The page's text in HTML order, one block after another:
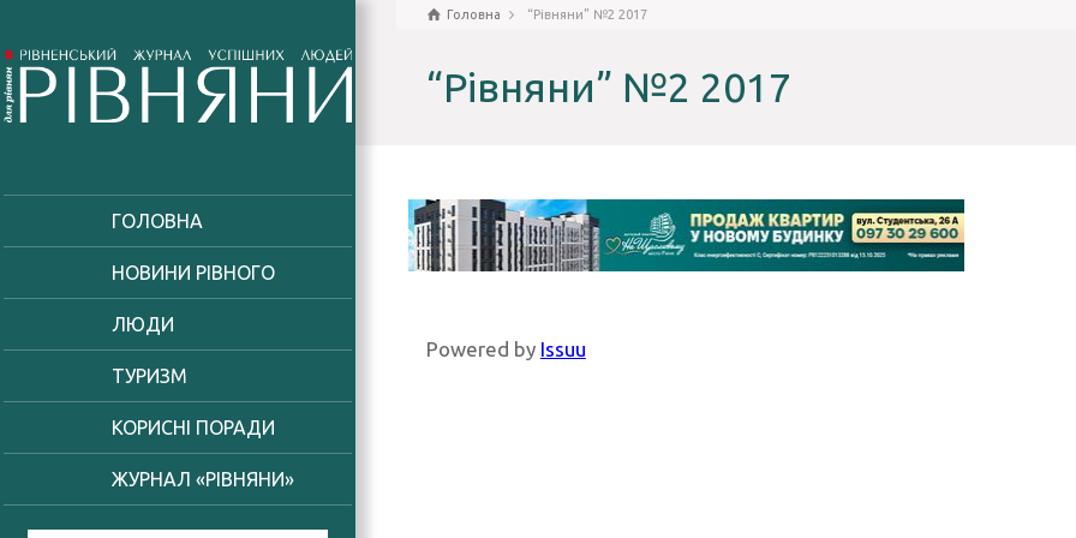
ГОЛОВНА
НОВИНИ РІВНОГО
ЛЮДИ
ТУРИЗМ
КОРИСНІ ПОРАДИ
ЖУРНАЛ «РІВНЯНИ»
Головна “Рівняни” №2 2017
“Рівняни” №2 2017
Powered by Issuu